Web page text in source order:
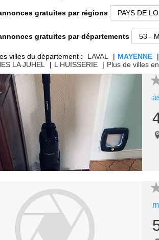
gratuites par régions
gratuites par départements
villes du département : LAVAL | MAYENNE
|
LA JUHEL
| L HUISSERIE | Plus de villes